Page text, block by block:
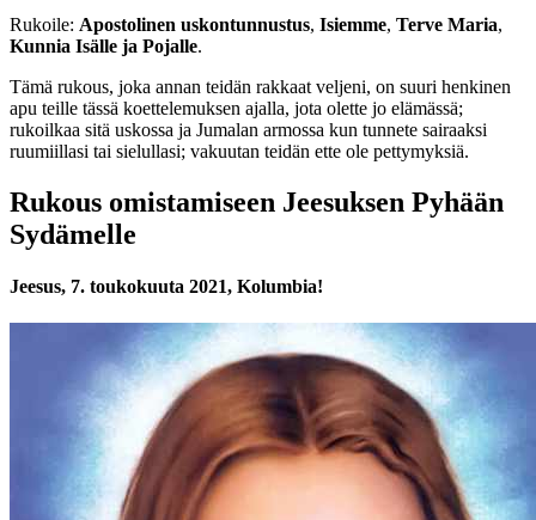
Rukoile: Apostolinen uskontunnustus, Isiemme, Terve Maria,
Kunnia Isälle ja Pojalle.
Tämä rukous, joka annan teidän rakkaat veljeni, on suuri henkinen
apu teille tässä koettelemuksen ajalla, jota olette jo elämässä;
rukoilkaa sitä uskossa ja Jumalan armossa kun tunnete sairaaksi
ruumiillasi tai sielullasi; vakuutan teidän ette ole pettymyksiä.
Rukous omistamiseen Jeesuksen Pyhään
Sydämelle
Jeesus, 7. toukokuuta 2021, Kolumbia!